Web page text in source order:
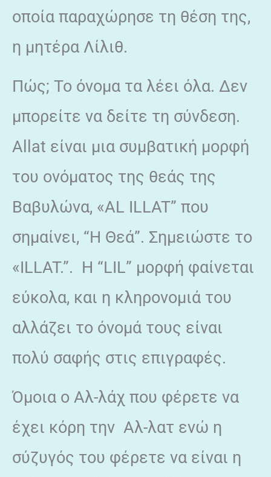
οποία παραχώρησε τη θέση της,
η μητέρα Λίλιθ.
Πώς; Το όνομα τα λέει όλα. Δεν
μπορείτε να δείτε τη σύνδεση.
Allat είναι μια συμβατική μορφή
του ονόματος της θεάς της
Βαβυλώνα, «AL ILLAT” που
σημαίνει, “Η Θεά”. Σημειώστε το
«ILLAT.”. Η “LIL” μορφή φαίνεται
εύκολα, και η κληρονομιά του
αλλάζει το όνομά τους είναι
πολύ σαφής στις επιγραφές.
Όμοια ο Αλ-λάχ που φέρετε να
έχει κόρη την Αλ-λατ ενώ η
σύζυγός του φέρετε να είναι η